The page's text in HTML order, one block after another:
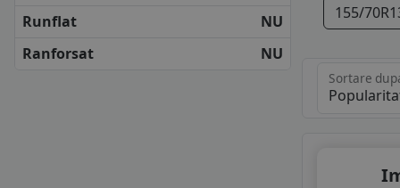
Runflat
NU
Ranforsat
NU
155/
Sortare